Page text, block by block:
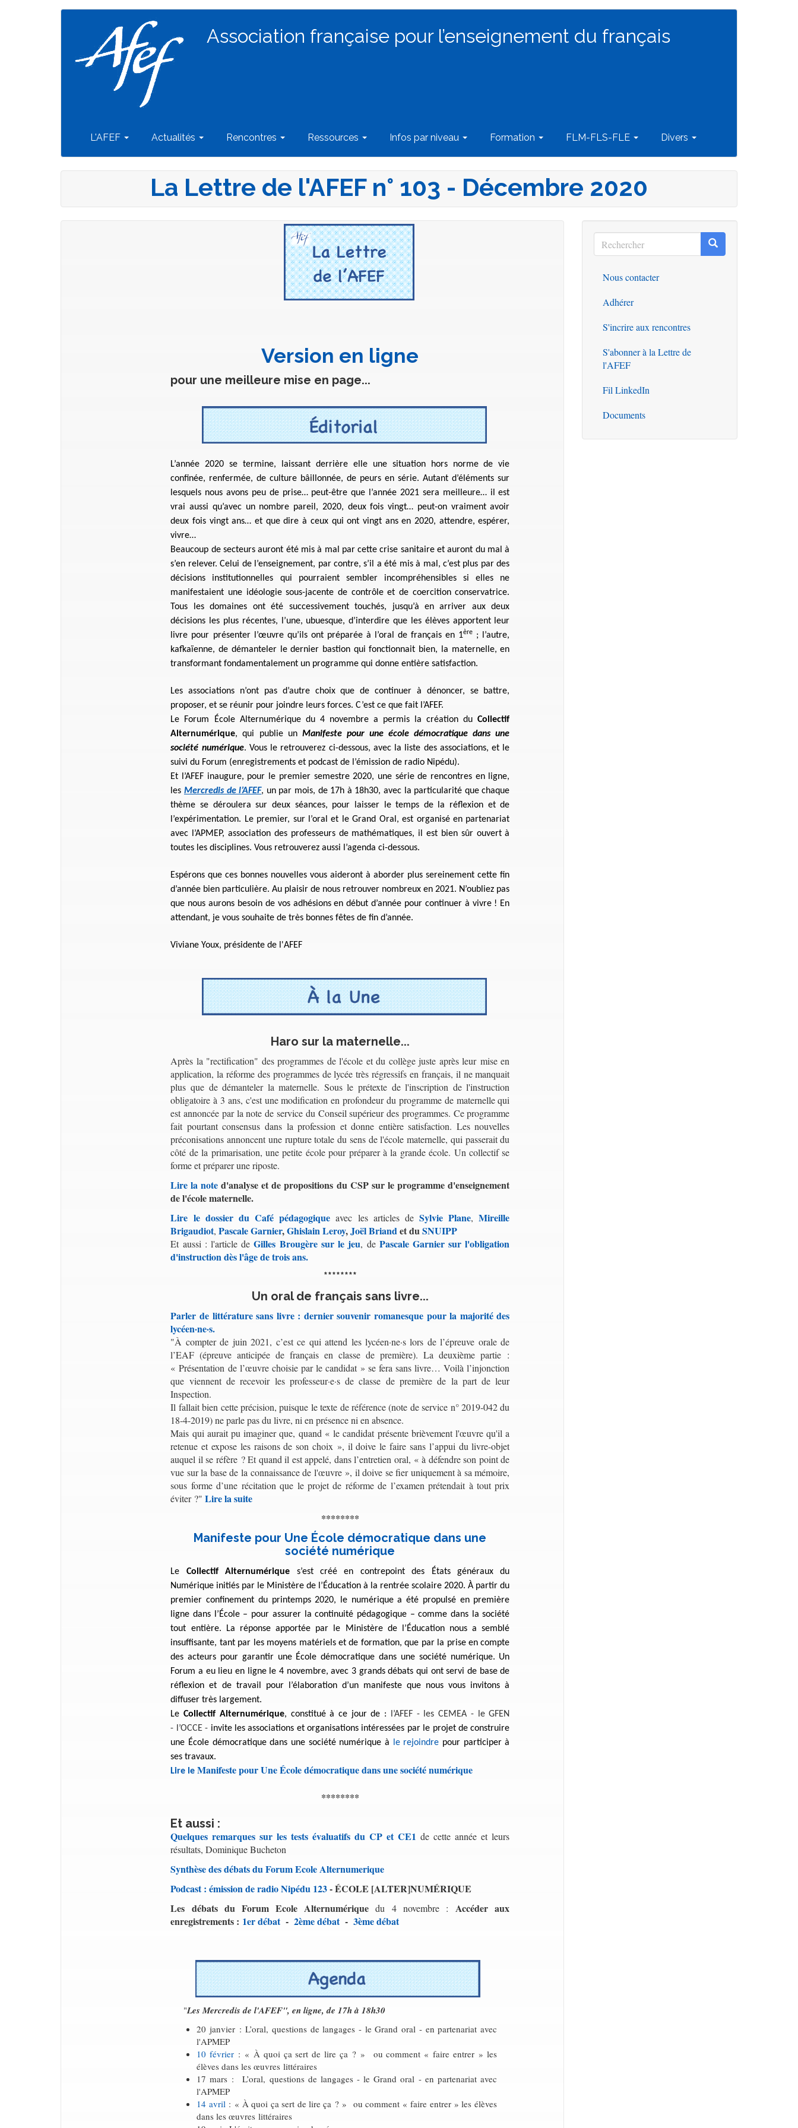
Association française pour l’enseignement du français
Navigation
principale
L'AFEF Actualités Rencontres Ressources Infos par niveau Formation FLM-FLS-FLE Divers
La Lettre de l'AFEF n° 103 - Décembre 2020
Version en ligne
pour une meilleure mise en page...
L’année 2020 se termine, laissant derrière elle une situation hors norme de vie
confinée, renfermée, de culture bâillonnée, de peurs en série. Autant d’éléments sur
lesquels nous avons peu de prise… peut-être que l’année 2021 sera meilleure… il est
vrai aussi qu’avec un nombre pareil, 2020, deux fois vingt… peut-on vraiment avoir
deux fois vingt ans… et que dire à ceux qui ont vingt ans en 2020, attendre, espérer,
vivre…
Beaucoup de secteurs auront été mis à mal par cette crise sanitaire et auront du mal à
s’en relever. Celui de l’enseignement, par contre, s’il a été mis à mal, c’est plus par des
décisions institutionnelles qui pourraient sembler incompréhensibles si elles ne
manifestaient une idéologie sous-jacente de contrôle et de coercition conservatrice.
Tous les domaines ont été successivement touchés, jusqu’à en arriver aux deux
décisions les plus récentes, l’une, ubuesque, d’interdire que les élèves apportent leur
livre pour présenter l’œuvre qu’ils ont préparée à l’oral de français en 1ère ; l’autre,
kafkaïenne, de démanteler le dernier bastion qui fonctionnait bien, la maternelle, en
transformant fondamentalement un programme qui donne entière satisfaction.
Les associations n’ont pas d’autre choix que de continuer à dénoncer, se battre,
proposer, et se réunir pour joindre leurs forces. C’est ce que fait l’AFEF.
Le Forum École Alternumérique du 4 novembre a permis la création duCollectif
Alternumérique, qui publie un Manifeste pour une école démocratique dans une
société numérique. Vous le retrouverez ci-dessous, avec la liste des associations, et le
suivi du Forum (enregistrements et podcast de l’émission de radio Nipédu).
Et l’AFEF inaugure, pour le premier semestre 2020, une série de rencontres en ligne,
les Mercredis de l’AFEF, un par mois, de 17h à 18h30, avec la particularité que chaque
thème se déroulera sur deux séances, pour laisser le temps de la réflexion et de
l’expérimentation. Le premier, sur l’oral et le Grand Oral, est organisé en partenariat
avec l’APMEP, association des professeurs de mathématiques, il est bien sûr ouvert à
toutes les disciplines. Vous retrouverez aussi l’agenda ci-dessous.
Espérons que ces bonnes nouvelles vous aideront à aborder plus sereinement cette fin
d’année bien particulière. Au plaisir de nous retrouver nombreux en 2021. N’oubliez pas
que nous aurons besoin de vos adhésions en début d’année pour continuer à vivre ! En
attendant, je vous souhaite de très bonnes fêtes de fin d’année.
Viviane Youx, présidente de l'AFEF
Haro sur la maternelle...
Après la "rectification" des programmes de l'école et du collège juste après leur mise en
application, la réforme des programmes de lycée très régressifs en français, il ne manquait
plus que de démanteler la maternelle. Sous le prétexte de l'inscription de l'instruction
obligatoire à 3 ans, c'est une modification en profondeur du programme de maternelle qui
est annoncée par la note de service du Conseil supérieur des programmes. Ce programme
fait pourtant consensus dans la profession et donne entière satisfaction. Les nouvelles
préconisations annoncent une rupture totale du sens de l'école maternelle, qui passerait du
côté de la primarisation, une petite école pour préparer à la grande école. Un collectif se
forme et préparer une riposte.
Lire la note d'analyse et de propositions du CSP sur le programme d'enseignement
de l'école maternelle.
Lire le dossier du Café pédagogique avec les articles deSylvie Plane,Mireille
Brigaudiot,Pascale Garnier,Ghislain Leroy,Joël Briandet duSNUIPP
Et aussi : l'article deGilles Brougère sur le jeu, de Pascale Garnier sur l'obligation
d'instruction dès l'âge de trois ans.
********
Un oral de français sans livre...
Parler de littérature sans livre : dernier souvenir romanesque pour la majorité des
lycéen·ne·s.
"À compter de juin 2021, c’est ce qui attend les lycéen·ne·s lors de l’épreuve orale de
l’EAF (épreuve anticipée de français en classe de première). La deuxième partie :
« Présentation de l’œuvre choisie par le candidat » se fera sans livre… Voilà l’injonction
que viennent de recevoir les professeur·e·s de classe de première de la part de leur
Inspection.
Il fallait bien cette précision, puisque le texte de référence (note de service n° 2019-042 du
18-4-2019) ne parle pas du livre, ni en présence ni en absence.
Mais qui aurait pu imaginer que, quand « le candidat présente brièvement l'œuvre qu'il a
retenue et expose les raisons de son choix », il doive le faire sans l’appui du livre-objet
auquel il se réfère ? Et quand il est appelé, dans l’entretien oral, « à défendre son point de
vue sur la base de la connaissance de l'œuvre », il doive se fier uniquement à sa mémoire,
sous forme d’une récitation que le projet de réforme de l’examen prétendait à tout prix
éviter ?"Lire la suite
********
Manifeste pour Une École démocratique dans une
société numérique
Le Collectif Alternumérique s’est créé en contrepoint des États généraux du
Numérique initiés par le Ministère de l’Éducation à la rentrée scolaire 2020. À partir du
premier confinement du printemps 2020, le numérique a été propulsé en première
ligne dans l’École – pour assurer la continuité pédagogique – comme dans la société
tout entière. La réponse apportée par le Ministère de l’Éducation nous a semblé
insuffisante, tant par les moyens matériels et de formation, que par la prise en compte
des acteurs pour garantir une École démocratique dans une société numérique. Un
Forum a eu lieu en ligne le 4 novembre, avec 3 grands débats qui ont servi de base de
réflexion et de travail pour l’élaboration d’un manifesteque nous vous invitons à
diffuser très largement.
LeCollectif Alternumérique, constitué à ce jour de : l’AFEF - les CEMEA -
le GFEN
-
l’OCCE - invite les associations et organisations intéressées par le projet de construire
une École démocratique dans une société numérique à
le rejoindre pour participer à
ses travaux.
Lire leManifeste pour Une École démocratique dans une société numérique
********
Et aussi :
Quelques remarques sur les tests évaluatifs du CP et CE1 de cette année et leurs
résultats, Dominique Bucheton
Synthèse des débats du Forum Ecole Alternumerique
Podcast : émission de radio Nipédu 123- ÉCOLE [ALTER]NUMÉRIQUE
Les débats du Forum Ecole Alternumérique du 4 novembre : Accéder aux
enregistrements : 1er débat-2ème débat-3ème débat
"Les Mercredis de l'AFEF", en ligne, de 17h à 18h30
20 janvier : L’oral, questions de langages - le Grand oral - en partenariat avec
l'APMEP
10 février : « À quoi ça sert de lire ça ? » ou comment « faire entrer » les
élèves dans les œuvres littéraires
17 mars : L’oral, questions de langages - le Grand oral - en partenariat avec
l'APMEP
14 avril: « À quoi ça sert de lire ça ? » ou comment « faire entrer » les élèves
dans les œuvres littéraires
Rechercher
Rechercher Rechercher
Outils
Nous contacter
Adhérer
S'incrire aux rencontres
S'abonner à la Lettre de
l'AFEF
Fil LinkedIn
Documents